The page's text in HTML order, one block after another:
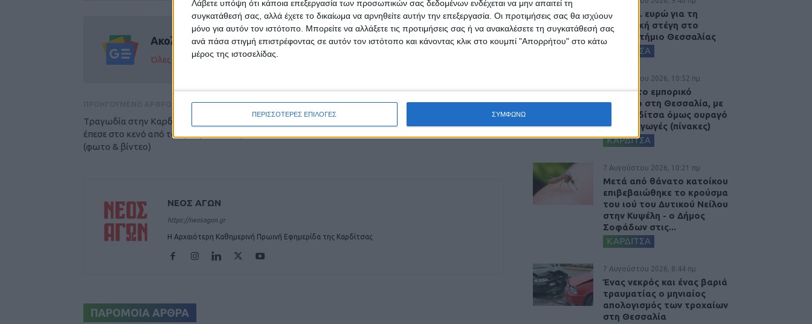
Λάβετε υπόψη ότι κάποια επεξεργασία των προσωπικών σας δεδομένων ενδέχεται να μην απαιτεί τη
συγκατάθεσή σας, αλλά έχετε το δικαίωμα να αρνηθείτε αυτήν την επεξεργασία. Οι προτιμήσεις σας θα ισχύουν
μόνο για αυτόν τον ιστότοπο. Μπορείτε να αλλάξετε τις προτιμήσεις σας ή να ανακαλέσετε τη συγκατάθεσή σας
ανά πάσα στιγμή επιστρέφοντας σε αυτόν τον ιστότοπο και κάνοντας κλικ στο κουμπί "Απορρήτου" στο κάτω
μέρος της ιστοσελίδας.
ΠΕΡΙΣΣΟΤΕΡΕΣ ΕΠΙΛΟΓΕΣ ΣΥΜΦΩΝΩ
Ακολούθησε την εφημερίδα ΝΕΟΣ ΑΓΩΝ στο Google News!
Όλες οι εξελίξεις στην περιοχή της Καρδίτσας και ευρύτερα της Θεσσαλίας
Tραγωδία στην Καρδίτσα: Νεκρή 26χρονη που
έπεσε στο κενό από το Εμπορικό Κέντρο
(φωτο & βίντεο)
ΕΠΟΜΕΝΟ ΑΡΘΡΟ
ΝΕΟΣ ΑΓΩΝ
https://neosagon.gr
Η Αρχαιότερη Καθημερινή Πρωινή Εφημερίδα της Καρδίτσας
ΠΑΡΟΜΟΙΑ ΑΡΘΡΑ
2,3 εκατ. ευρώ για τη
φοιτητική στέγη στο
Πανεπιστήμιο Θεσσαλίας
ΚΑΡΔΙΤΣΑ
7 Αυγούστου 2026, 10:52 πμ
Θετικό το εμπορικό
ισοζύγιο στη Θεσσαλία, με
την Καρδίτσα όμως ουραγό
στις εξαγωγές (πίνακες)
ΚΑΡΔΙΤΣΑ
7 Αυγούστου 2026, 10:21 πμ
Μετά από θάνατο κατοίκου
επιβεβαιώθηκε το κρούσμα
του ιού του Δυτικού Νείλου
στην Κυψέλη - ο Δήμος
Σοφάδων στις...
ΚΑΡΔΙΤΣΑ
7 Αυγούστου 2026, 8:44 πμ
Ένας νεκρός και ένας βαριά
τραυματίας ο μηνιαίος
απολογισμός των τροχαίων
στη Θεσσαλία